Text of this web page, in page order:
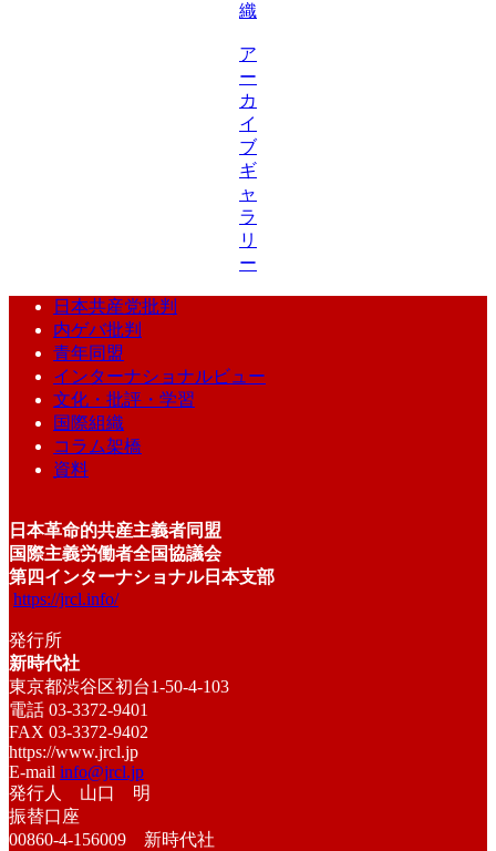
織
ア
ー
カ
イ
ブ
ギ
ャ
ラ
リ
ー
日本共産党批判
内ゲバ批判
青年同盟
インターナショナルビュー
文化・批評・学習
国際組織
コラム架橋
資料
日本革命的共産主義者同盟
国際主義労働者全国協議会
第四インターナショナル日本支部
https://jrcl.info/
発行所
新時代社
東京都渋谷区初台1-50-4-103
電話 03-3372-9401
FAX 03-3372-9402
https://www.jrcl.jp
E-mail info@jrcl.jp
発行人 山口 明
振替口座
00860-4-156009 新時代社